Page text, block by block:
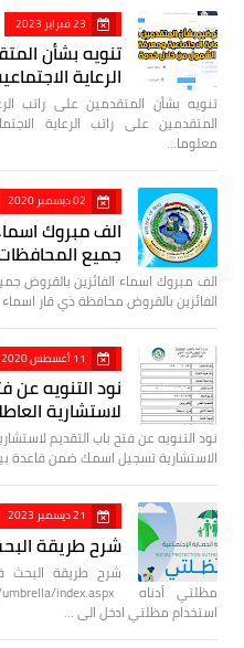
23 فبراير 2023
تنويه بشأن
الرعاية
تنويه بشأن المتقدمين على راتب
معلوما…
02 ديسمبر 2020
الف مبروك
جميع
الف مبروك اسماء الفائزين بالقروض
الفائزين بالقروض محافظة ذي قار
11 أغسطس 2020
نود التنويه عن
لاستشارية
نود التنويه عن فتح باب التقديم
الاستشارية تسجيل اسمك ضمن قاعدة
21 ديسمبر 2023
شرح طريقة
شرح طريقة
استخدام مظلتي ادخل الى …